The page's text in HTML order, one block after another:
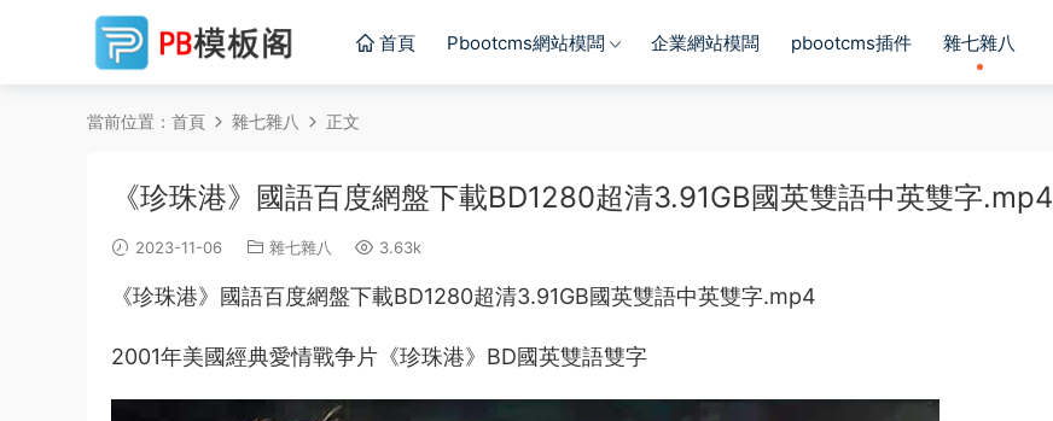
首頁 Pbootcms網站模闆 企業網站模闆 pbootcms插件 雜七雜八
當前位置： 首頁 雜七雜八 正文
《珍珠港》國語百度網盤下載BD1280超清3.91GB國英雙語中英雙字.mp4
2023-11-06 雜七雜八 3.63k
《珍珠港》國語百度網盤下載BD1280超清3.91GB國英雙語中英雙字.mp4
2001年美國經典愛情戰争片《珍珠港》BD國英雙語雙字